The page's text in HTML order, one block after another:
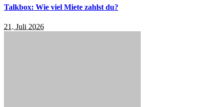
Talkbox: Wie viel Miete zahlst du?
21. Juli 2026